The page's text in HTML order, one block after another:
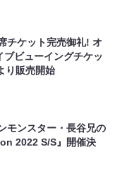
チケット完売御礼! オ
ブビューイングチケッ
り販売開始
モンスター・長谷兄の
2022 S/S』開催決